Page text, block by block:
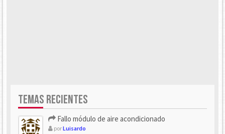
TEMAS RECIENTES
Fallo módulo de aire acondicionado
porLuisardo